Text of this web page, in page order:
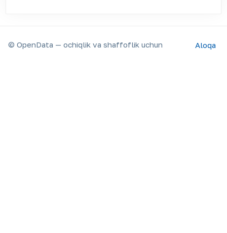
© OpenData — ochiqlik va shaffoflik uchun Aloqa